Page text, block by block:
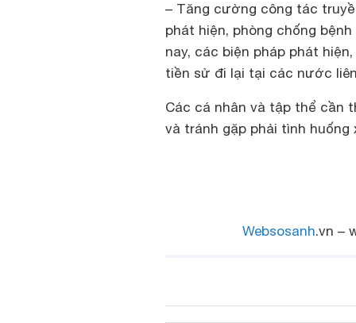
– Tăng cường công tác
phát hiện, phòng chống bệnh
nay, các biện pháp phát
tiền sử đi lại tại các nước
Các cá nhân và tập thể cần
và tránh gặp phải tình huống
Websosanh.vn –